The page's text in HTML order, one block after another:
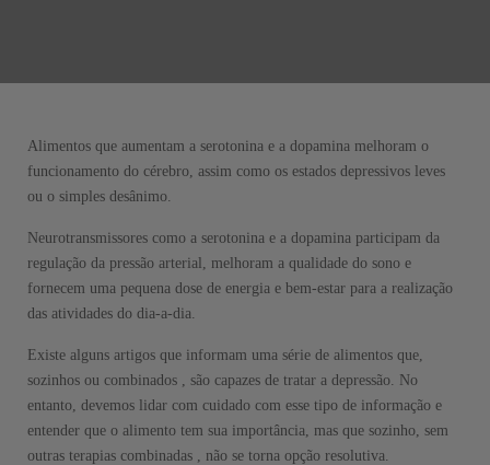
Alimentos que aumentam a serotonina e a dopamina melhoram o
funcionamento do cérebro, assim como os estados depressivos leves
ou o simples desânimo.
Neurotransmissores como a serotonina e a dopamina participam da
regulação da pressão arterial, melhoram a qualidade do sono e
fornecem uma pequena dose de energia e bem-estar para a realização
das atividades do dia-a-dia.
Existe alguns artigos que informam uma série de alimentos que,
sozinhos ou combinados , são capazes de tratar a depressão. No
entanto, devemos lidar com cuidado com esse tipo de informação e
entender que o alimento tem sua importância, mas que sozinho, sem
outras terapias combinadas , não se torna opção resolutiva.